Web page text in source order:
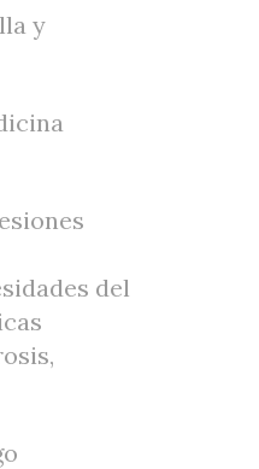
y
del